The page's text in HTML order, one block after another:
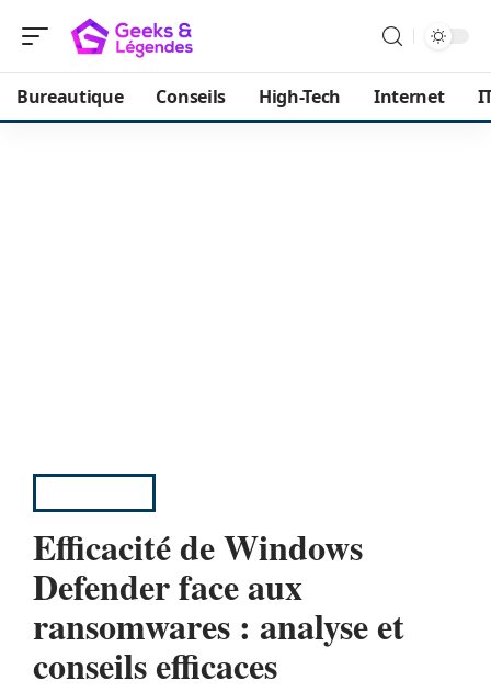
Bureautique Conseils High-Tech Internet
Efficacité de Windows
Defender face aux
ransomwares : analyse et
conseils efficaces